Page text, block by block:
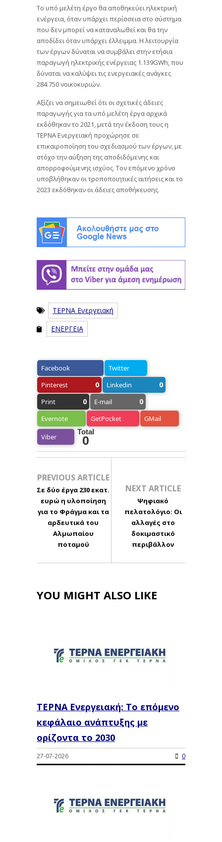
Το υπό μελέτη έργο θα αποθηκεύει ηλεκτρική
ενέργεια, όταν υπάρχει περίσσεια στο σύστημα
που δεν μπορεί να καταναλωθεί και θα την
αποδίδει όταν υπάρχει έλλειμμα. Η λειτουργία
των έργων δύναται να συμβάλει στην ετήσια
παραγωγή ηλεκτρικής ενέργειας 1.139GWh, που
δύναται να καλύψει τις ενεργειακές ανάγκες
284.750 νοικοκυριών.
Αξίζει να σημειωθεί ότι οι σχετικές άδειες
παραγωγής για τα υπό μελέτη έργα αρχικά
εκδόθηκαν το 2021, μετά την έκδοση τους η
ΤΕΡΝΑ Ενεργειακή προχώρησε σε
επικαιροποίηση του σχεδιασμού των έργων, με
στόχο την αύξηση της αποδιδόμενης και
απορροφούμενης ισχύος. Τον επόμενο χρόνο
υποβλήθηκαν οι τροποποιητικές αιτήσεις και το
2023 εκδόθηκαν οι άδειες αποθήκευσης.
ΤΕΡΝΑ Ενεργειακή
ΕΝΕΡΓΕΙΑ
Facebook
Twitter
Pinterest
0 Linkedin 0
Print 0 E-mail 0
Evernote GetPocket GMail
Viber
Total
0
PREVIOUS ARTICLE
Σε δύο έργα 230 εκατ.
ευρώ η υλοποίηση
για το Φράγμα και τα
αρδευτικά του
Αλμωπαίου
ποταμού
NEXT ARTICLE
Ψηφιακό
πελατολόγιο: Οι
αλλαγές στο
δοκιμαστικό
περιβάλλον
YOU MIGHT ALSO LIKE
ΤΕΡΝΑ Ενεργειακή: Το επόμενο
κεφάλαιο ανάπτυξης με
ορίζοντα το 2030
27-07-2026 0